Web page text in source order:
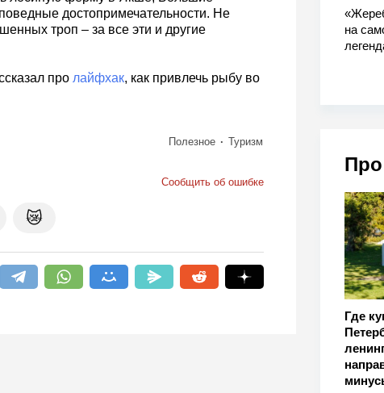
на
Про
Где
достопримечательности. Не
троп – за все эти и другие
про лайфхак, как привлечь рыбу во
Полезное Туризм
Сообщить об ошибке
😿